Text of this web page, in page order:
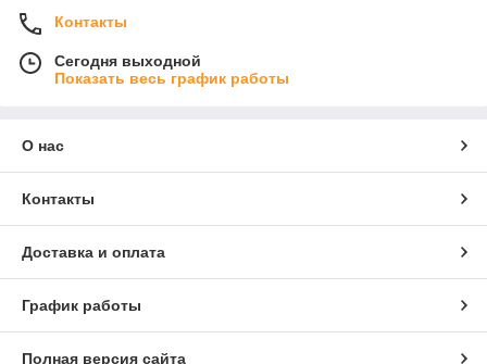
Контакты
Сегодня выходной
Показать весь график работы
О нас
Контакты
Доставка и оплата
График работы
Полная версия сайта